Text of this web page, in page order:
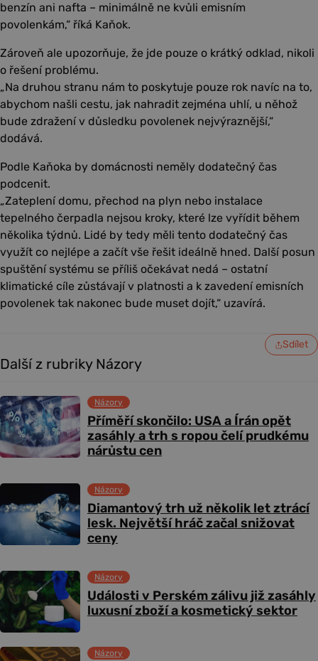
benzín ani nafta – minimálně ne kvůli emisním
povolenkám,“ říká Kaňok.
Zároveň ale upozorňuje, že jde pouze o krátký odklad, nikoli
o řešení problému.
„Na druhou stranu nám to poskytuje pouze rok navíc na to,
abychom našli cestu, jak nahradit zejména uhlí, u něhož
bude zdražení v důsledku povolenek nejvýraznější,“
dodává.
Podle Kaňoka by domácnosti neměly dodatečný čas
podcenit.
„Zateplení domu, přechod na plyn nebo instalace
tepelného čerpadla nejsou kroky, které lze vyřídit během
několika týdnů. Lidé by tedy měli tento dodatečný čas
využít co nejlépe a začít vše řešit ideálně hned. Další posun
spuštění systému se příliš očekávat nedá – ostatní
klimatické cíle zůstávají v platnosti a k zavedení emisních
povolenek tak nakonec bude muset dojít,“ uzavírá.
Sdílet
Další z rubriky Názory
Příměří skončilo: USA a Írán opět
zasáhly a trh s ropou čelí prudkému
nárůstu cen
Názory
Diamantový trh už několik let ztrácí
lesk. Největší hráč začal snižovat
ceny
Názory
Události v Perském zálivu již zasáhly
luxusní zboží a kosmetický sektor
Názory
Názory